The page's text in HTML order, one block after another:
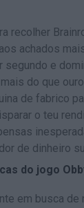
recolher
achados
segundo e
do que
de fabrico
o teu
de dinheiro
do jogo
em busca